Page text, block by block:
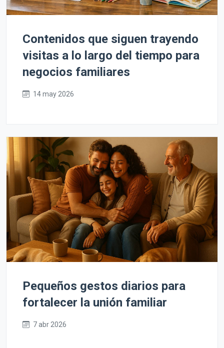
Contenidos que siguen trayendo
visitas a lo largo del tiempo para
negocios familiares
14 may 2026
Pequeños gestos diarios para
fortalecer la unión familiar
7 abr 2026